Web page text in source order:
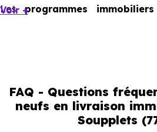
Lesprogrammes
Livraison
pouvez réellement
Voir +
FAQ - Questions
neufs en livraison
Soupplets